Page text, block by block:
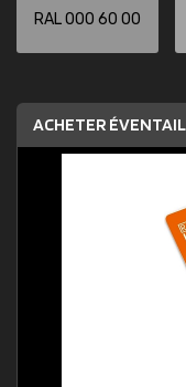
RAL 000 60 00
ACHETER